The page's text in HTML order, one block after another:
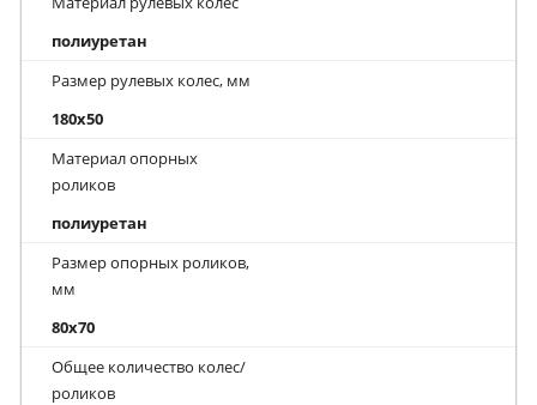
полиуретан
Размер рулевых колес, мм
180x50
Материал опорных
роликов
полиуретан
Размер опорных роликов,
мм
80x70
Общее количество колес/
роликов